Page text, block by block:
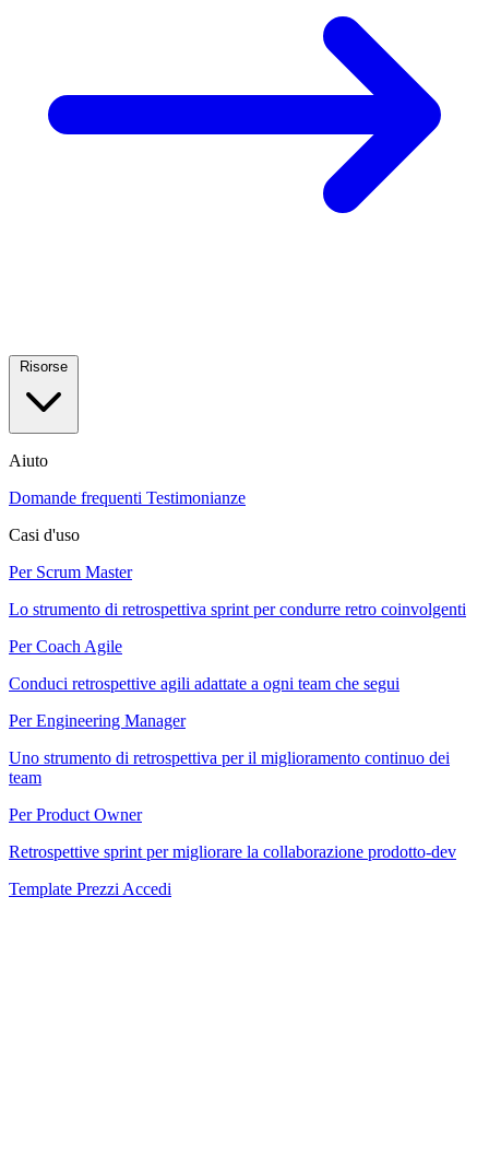
Aiuto
Domande frequenti Testimonianze
Casi d'uso
Per Scrum Master
Lo strumento di retrospettiva sprint per condurre retro coinvolgenti
Per Coach Agile
Conduci retrospettive agili adattate a ogni team che segui
Per Engineering Manager
Uno strumento di retrospettiva per il miglioramento continuo dei
team
Per Product Owner
Retrospettive sprint per migliorare la collaborazione prodotto-dev
Template Prezzi Accedi